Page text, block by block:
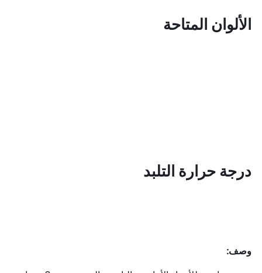
الألوان المتاحة
درجة حرارة التلبد
وصف: